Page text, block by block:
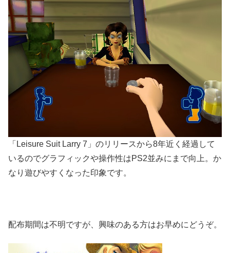
「Leisure Suit Larry 7」のリリースから8年近く経過して
いるのでグラフィックや操作性はPS2並みにまで向上。か
なり遊びやすくなった印象です。
配布期間は不明ですが、興味のある方はお早めにどうぞ。